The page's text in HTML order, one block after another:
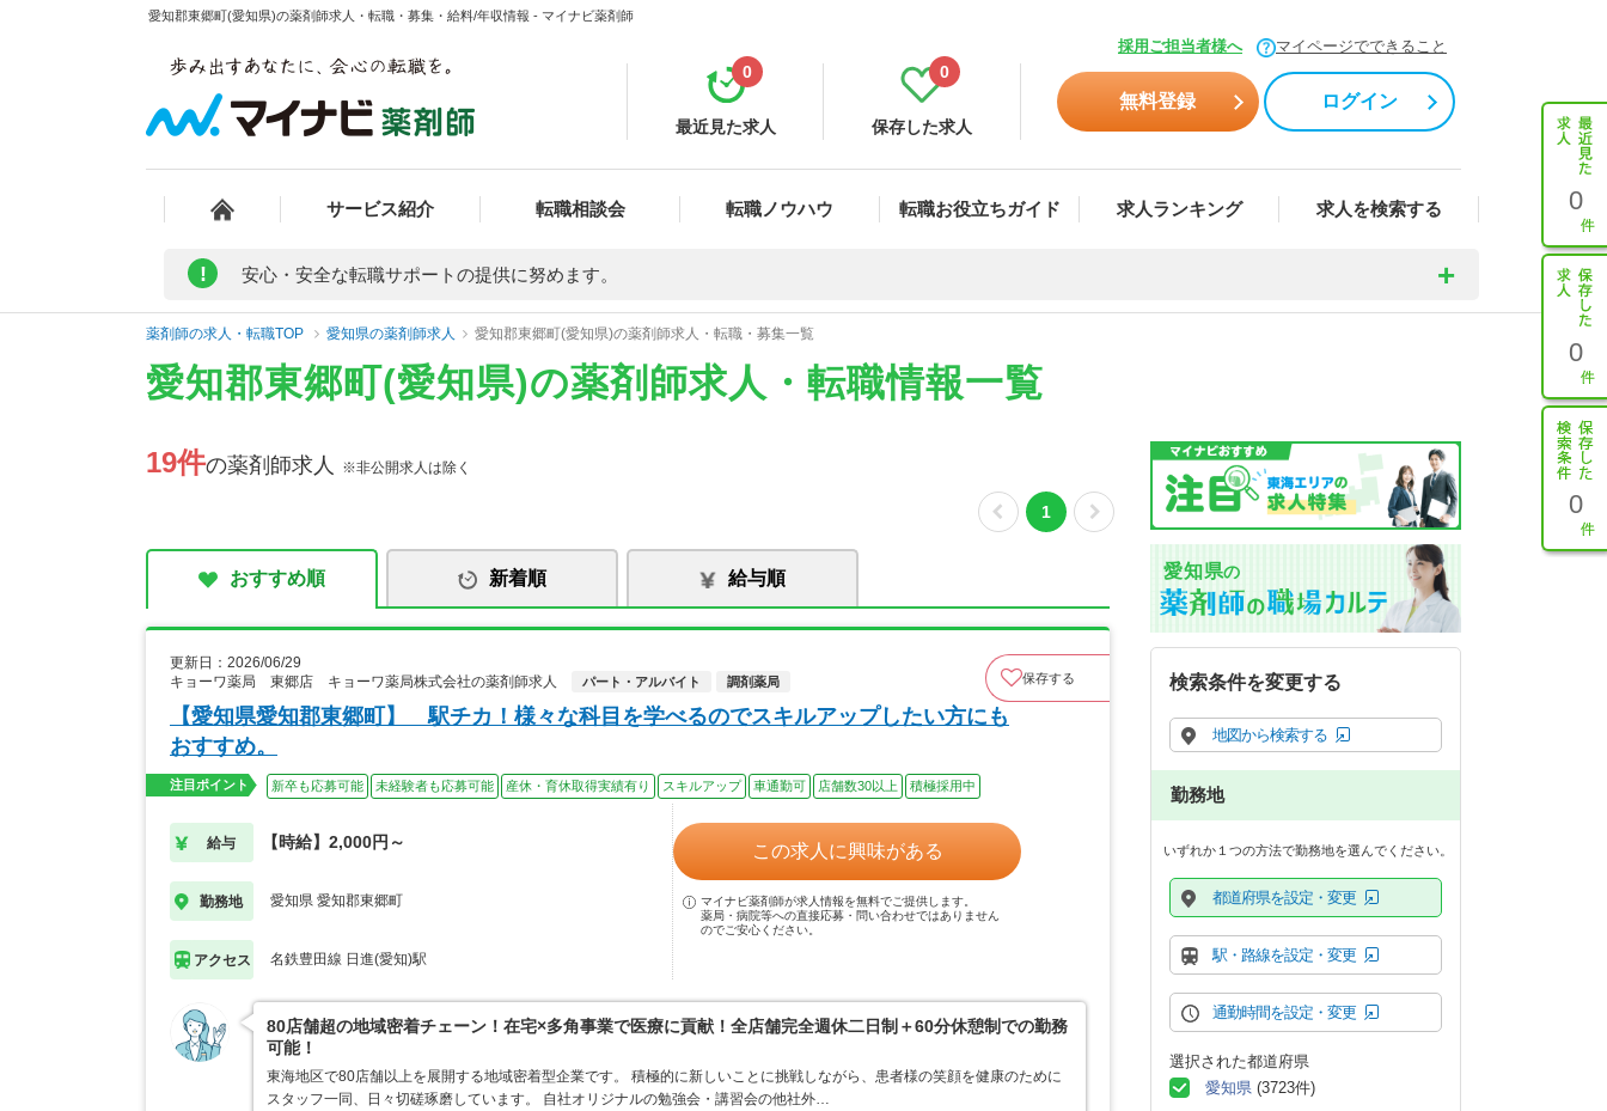
愛知郡東郷町(愛知県)の薬剤師求人・転職・募集・給料/年収情報 - マイナビ薬剤師
採用ご担当者様へ マイページでできること
最近見た求人
0
保存した求人
0
無料登録 ログイン
サービス紹介 転職相談会 転職ノウハウ 転職お役立ちガイド 求人ランキング 求人を検索する 0
0
0
! 安心・安全な転職サポートの提供に努めます。
薬剤師の求人・転職TOP 愛知県の薬剤師求人 愛知郡東郷町(愛知県)の薬剤師求人・転職・募集一覧
愛知郡東郷町(愛知県)の薬剤師求人・転職情報一覧
19件の薬剤師求人 ※非公開求人は除く
1
おすすめ順 新着順 給与順
更新日：2026/06/29
キョーワ薬局 東郷店 キョーワ薬局株式会社の薬剤師求人
パート・アルバイト 調剤薬局 保存する
【愛知県愛知郡東郷町】 駅チカ！様々な科目を学べるのでスキルアップしたい方にも
おすすめ。
注目ポイント 新卒も応募可能 未経験者も応募可能 産休・育休取得実績有り スキルアップ 車通勤可 店舗数30以上 積極採用中
給与 【時給】2,000円～
勤務地 愛知県 愛知郡東郷町
アクセス 名鉄豊田線 日進(愛知)駅
この求人に興味がある
マイナビ薬剤師が求人情報を無料でご提供します。
薬局・病院等への直接応募・問い合わせではありません
のでご安心ください。
80店舗超の地域密着チェーン！在宅×多角事業で医療に貢献！全店舗完全週休二日制＋60分休憩制での勤務
可能！
東海地区で80店舗以上を展開する地域密着型企業です。 積極的に新しいことに挑戦しながら、患者様の笑顔を健康のために
スタッフ一同、日々切磋琢磨しています。 自社オリジナルの勉強会・講習会の他社外…
愛知県の
検索条件を変更する
地図から検索する
勤務地
いずれか１つの方法で勤務地を選んでください。
都道府県を設定・変更
駅・路線を設定・変更
通勤時間を設定・変更
選択された都道府県
愛知県 (3723件)